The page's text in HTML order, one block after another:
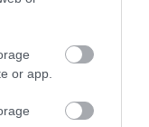
or app.
Citroen